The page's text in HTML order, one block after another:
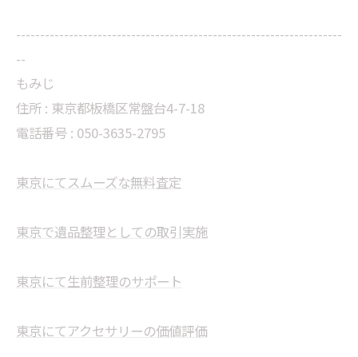
--------------------------------------------------------------------
--
もみじ
住所 : 東京都板橋区常盤台4-7-18
電話番号 : 050-3635-2795
東京にてスムーズな無料査定
東京で遺品整理としての取引実施
東京にて生前整理のサポート
東京にてアクセサリーの価値評価